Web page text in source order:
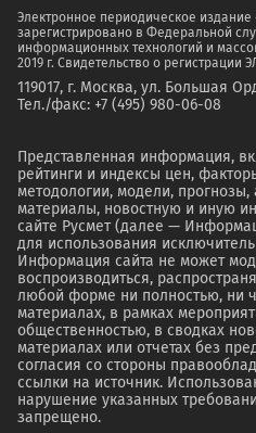
Электронное периодическое издание
зарегистрировано в Федеральной
информационных технологий и
2019 г. Свидетельство о регистрации
119017, г. Москва, ул. Большая
Тел./факс: +7 (495) 980-06-08
Представленная информация,
рейтинги и индексы цен,
методологии, модели,
материалы, новостную и иную
сайте Русмет (далее —
для использования
Информация сайта не может
воспроизводиться,
любой форме ни полностью, ни
материалах, в рамках
общественностью, в сводках
материалах или отчетах без
согласия со стороны
ссылки на источник.
нарушение указанных
запрещено.